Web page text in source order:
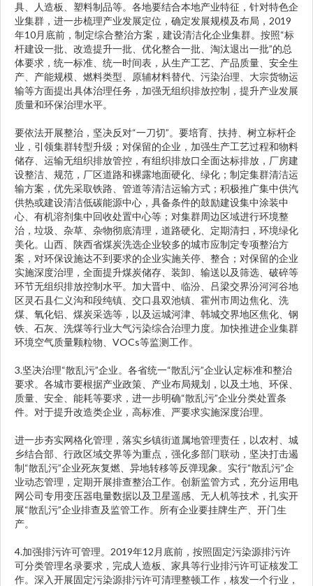
具、人造板、塑料制品等。各地要结合本地产业特征，针对特色企
业集群，进一步梳理产业发展定位，确定发展规模及布局，2019
年10月底前，制定综合整治方案，建设清洁化企业集群。按照“标
杆建设一批、改造提升一批、优化整合一批、淘汰退出一批”的总
体要求，统一标准、统一时间表，从生产工艺、产品质量、安全生
产、产能规模、燃料类型、原辅材料替代、污染治理、大宗货物运
输等方面提出具体治理任务，加强无组织排放控制，提升产业发展
质量和环保治理水平。
要依法开展整治，坚决反对“一刀切”。要培育、扶持、树立标杆企
业，引领集群转型升级；对保留的企业，加强生产工艺过程和物料
储存、运输无组织排放管控，有组织排放口全面达标排放，厂房建
设整洁、规范，厂区道路和裸露地面硬化、绿化；制定集群清洁运
输方案，优先采取铁路、管道等清洁运输方式；积极推广集中供汽
供热或建设清洁低碳能源中心，具备条件的鼓励建设集中涂装中
心、有机溶剂集中回收处置中心等；对集群周边区域进行环境整
治，垃圾、杂草、杂物彻底清理，道路硬化、定期清扫，环境绿化
美化。山西、陕西省煤炭洗选企业较多的城市应制定专项整治方
案，对环保设施达不到要求的企业实施关停、整合；对保留的企业
实施深度治理，全面提升煤炭储存、装卸、输送以及筛选、破碎等
环节无组织排放控制水平。加大晋中、临汾、吕梁交界汾河河谷地
区灵石县仁义沟和段纯镇、交口县双池镇、霍州市周边焦化、洗
煤、氧化铝、煤炭采选等，以及运城河津、韩城交界地区焦化、钢
铁、石灰、洗煤等行业大气污染综合治理力度。加快推进企业集群
环境空气质量颗粒物、VOCs等监测工作。
3.坚决治理“散乱污”企业。各省统一“散乱污”企业认定标准和整治
要求。各城市要根据产业政策、产业布局规划，以及土地、环保、
质量、安全、能耗等要求，进一步明确“散乱污”企业分类处置条
件。对于提升改造类企业，高标准、严要求实施深度治理。
进一步夯实网格化管理，落实乡镇街道属地管理责任，以农村、城
乡结合部、行政区域交界等为重点，强化多部门联动，坚决打击遏
制“散乱污”企业死灰复燃、异地转移等反弹现象。实行“散乱污”企
业动态管理，定期开展排查整治工作。创新监管方式，充分运用电
网公司专用变压器电量数据以及卫星遥感、无人机等技术，扎实开
展“散乱污”企业排查及监管工作。所有企业要挂牌生产、开门生
产。
4.加强排污许可管理。2019年12月底前，按照固定污染源排污许
可分类管理名录要求，完成人造板、家具等行业排污许可证核发工
作。深入开展固定污染源排污许可清理整顿工作，核发一个行业，